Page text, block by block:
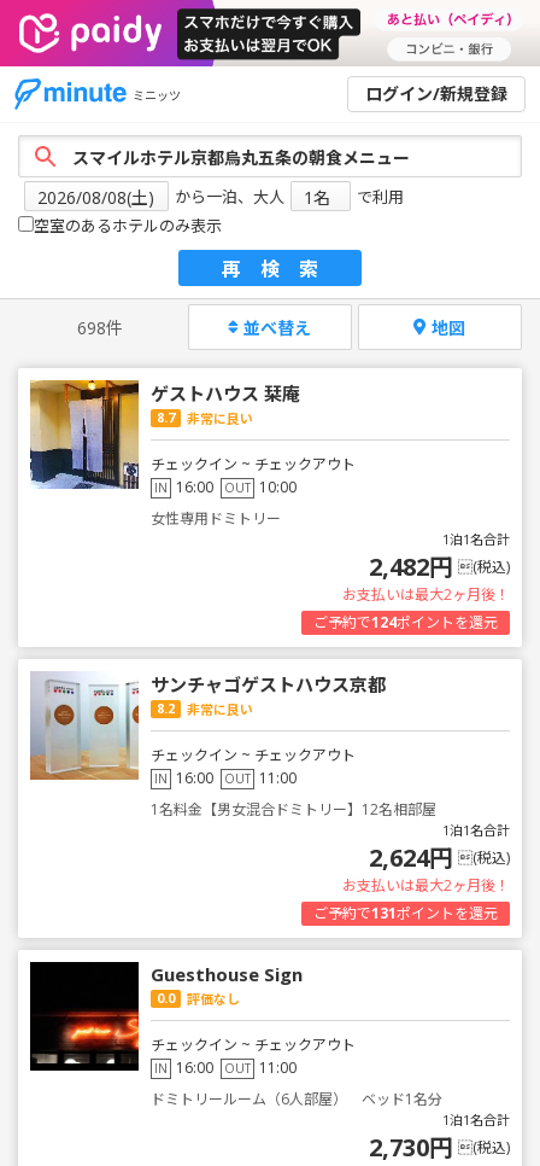
ミニッツ ログイン/新規登録
から一泊、大人
で利用
空室のあるホテルのみ表示
再検索
698件 並べ替え 地図
ゲストハウス 栞庵
8.7 非常に良い
チェックイン ~ チェックアウト
IN 16:00 OUT 10:00
女性専用ドミトリー
1泊1名合計
2,482円 (税込)
お支払いは最大2ヶ月後！
ご予約で124ポイントを還元
サンチャゴゲストハウス京都
8.2 非常に良い
チェックイン ~ チェックアウト
IN 16:00 OUT 11:00
1名料金【男女混合ドミトリー】12名相部屋
1泊1名合計
2,624円 (税込)
お支払いは最大2ヶ月後！
ご予約で131ポイントを還元
Guesthouse Sign
0.0 評価なし
チェックイン ~ チェックアウト
IN 16:00 OUT 11:00
ドミトリールーム（6人部屋） ベッド1名分
1泊1名合計
2,730円 (税込)